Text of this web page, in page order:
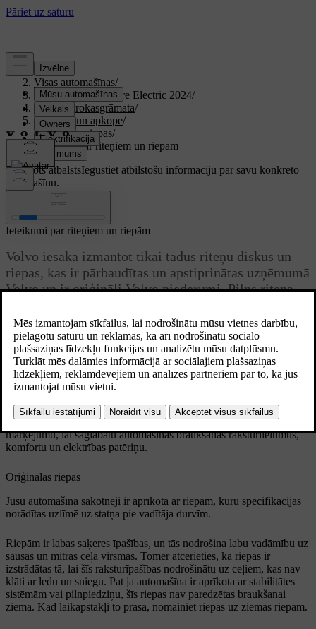
Atbalsts
Visas automašīnas/
XC40 Recharge Pure Electric 2024/
Lietotāja rokasgrāmata/
Kopšana un apkope/
Riteņi un riepas/
Ieteikumi par riteņiem un riepām
Pielāgots atbalstsIegūstiet atbilstošu informāciju par savu konkrēto
automašīnu.
Pierakstīties
Atjaunināts 30.03.2026
Ieteikumi par riteņiem un riepām
Volvo iesaka izmantot tikai tādus riteņu diskus un
riepas, kas ir pārbaudītas un apstiprinātas uzņēmumā
Volvo un ir oriģināli Volvo piederumi. Pilns riteņa
diskiem.
Ieteicamās riepas
Piegādes brīdī automašīna ir aprīkota ar Volvo oriģinālajām riepām,
kuru sānos ir VOL marķējums[1]. Šīs riepas ir rūpīgi pielāgotas
automašīnai. Tādēļ, mainot riepas, izvēlieties riepas ar šādu
marķējumu, lai saglabātu automašīnas braukšanas raksturlielumus,
komfortu un elektrības patēriņu.
Oriģinālās riepas
Jūsu automašīna sākotnēji ir aprīkota ar riepām, kuru specifikācijas
norādītas uzlīmē uz statņa pie vadītāja durvīm.
Riepām ir labas saķeres īpašības, un tās nodrošina labu vadāmību uz
sausas un mitras ceļa virsmas. Tomēr atcerieties, ka riepas ir
izstrādātas tā, lai šīs raksturīpašības nodrošinātu uz ceļiem, kas nav
klāti ar ledu un sniegu. Pat ja automašīna ir aprīkota ar stabilitātes
sistēmām vai pilnpiedziņu, šīs riepas nav paredzētas braukšanai
ziemā. Kad laikapstākļi to prasa, nomainiet riepas uz ziemas riepām.